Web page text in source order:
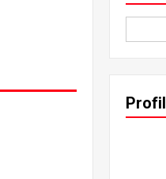
Profil